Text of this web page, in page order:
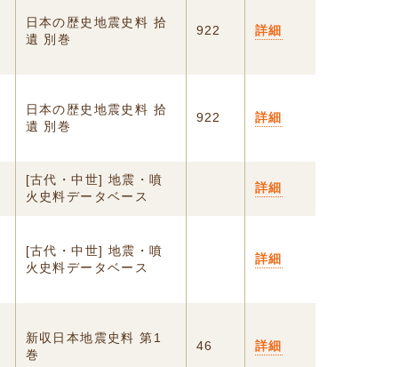
日本の歴史地震史料 拾
遺 別巻
922 詳細
日本の歴史地震史料 拾
遺 別巻
922 詳細
[古代・中世] 地震・噴
火史料データベース
詳細
[古代・中世] 地震・噴
火史料データベース
詳細
新収日本地震史料 第1
巻
46 詳細